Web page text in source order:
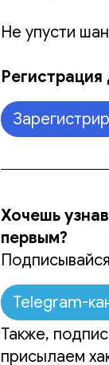
Не упусти
Регистрация
Хочешь
первым?
Telegram-
Также,
присылаем